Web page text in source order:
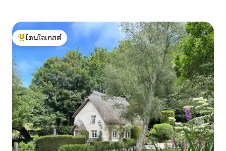
โดนใจเกสต์ที่สุด
โดนใจเกสต์